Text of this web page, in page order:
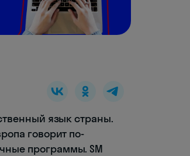
язык страны.
говорит по-
программы. SM